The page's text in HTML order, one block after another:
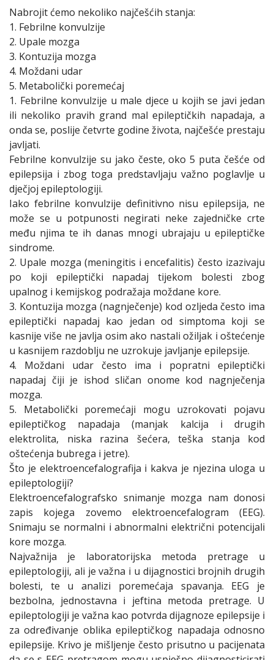
Nabrojit ćemo nekoliko najčešćih stanja:
1. Febrilne konvulzije
2. Upale mozga
3. Kontuzija mozga
4. Moždani udar
5. Metabolički poremećaj
1. Febrilne konvulzije u male djece u kojih se javi jedan
ili nekoliko pravih grand mal epileptičkih napadaja, a
onda se, poslije četvrte godine života, najčešće prestaju
javljati.
Febrilne konvulzije su jako česte, oko 5 puta češće od
epilepsija i zbog toga predstavljaju važno poglavlje u
dječjoj epileptologiji.
Iako febrilne konvulzije definitivno nisu epilepsija, ne
može se u potpunosti negirati neke zajedničke crte
među njima te ih danas mnogi ubrajaju u epileptičke
sindrome.
2. Upale mozga (meningitis i encefalitis) često izazivaju
po koji epileptički napadaj tijekom bolesti zbog
upalnog i kemijskog podražaja moždane kore.
3. Kontuzija mozga (nagnječenje) kod ozljeda često ima
epileptički napadaj kao jedan od simptoma koji se
kasnije više ne javlja osim ako nastali ožiljak i oštećenje
u kasnijem razdoblju ne uzrokuje javljanje epilepsije.
4. Moždani udar često ima i popratni epileptički
napadaj čiji je ishod sličan onome kod nagnječenja
mozga.
5. Metabolički poremećaji mogu uzrokovati pojavu
epileptičkog napadaja (manjak kalcija i drugih
elektrolita, niska razina šećera, teška stanja kod
oštećenja bubrega i jetre).
Što je elektroencefalografija i kakva je njezina uloga u
epileptologiji?
Elektroencefalografsko snimanje mozga nam donosi
zapis kojega zovemo elektroencefalogram (EEG).
Snimaju se normalni i abnormalni električni potencijali
kore mozga.
Najvažnija je laboratorijska metoda pretrage u
epileptologiji, ali je važna i u dijagnostici brojnih drugih
bolesti, te u analizi poremećaja spavanja. EEG je
bezbolna, jednostavna i jeftina metoda pretrage. U
epileptologiji je važna kao potvrda dijagnoze epilepsije i
za određivanje oblika epileptičkog napadaja odnosno
epilepsije. Krivo je mišljenje često prisutno u pacijenata